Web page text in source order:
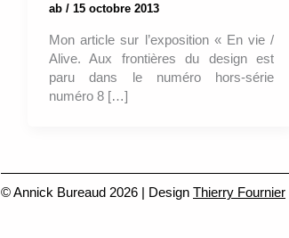
ab / 15 octobre 2013
Mon article sur l’exposition « En vie /
Alive. Aux frontières du design est
paru dans le numéro hors-série
numéro 8 […]
© Annick Bureaud 2026 | Design Thierry Fournier